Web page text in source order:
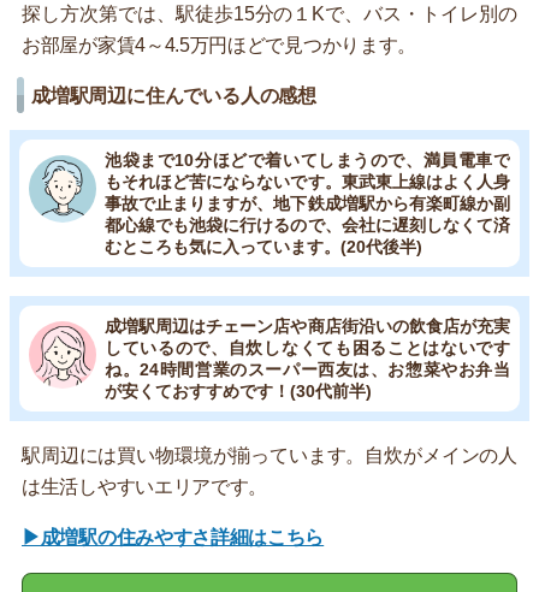
探し方次第では、駅徒歩15分の１Kで、バス・トイレ別の
お部屋が家賃4～4.5万円ほどで見つかります。
成増駅周辺に住んでいる人の感想
池袋まで10分ほどで着いてしまうので、満員電車で
もそれほど苦にならないです。東武東上線はよく人身
事故で止まりますが、地下鉄成増駅から有楽町線か副
都心線でも池袋に行けるので、会社に遅刻しなくて済
むところも気に入っています。(20代後半)
成増駅周辺はチェーン店や商店街沿いの飲食店が充実
しているので、自炊しなくても困ることはないです
ね。24時間営業のスーパー西友は、お惣菜やお弁当
が安くておすすめです！(30代前半)
駅周辺には買い物環境が揃っています。自炊がメインの人
は生活しやすいエリアです。
▶成増駅の住みやすさ詳細はこちら